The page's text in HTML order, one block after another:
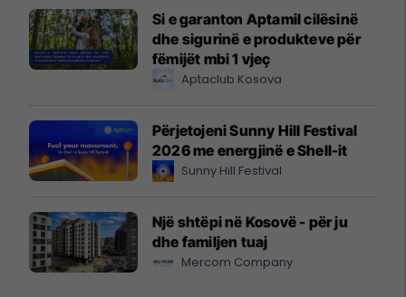
Si e garanton Aptamil cilësinë
dhe sigurinë e produkteve për
fëmijët mbi 1 vjeç
Aptaclub Kosova
Përjetojeni Sunny Hill Festival
2026 me energjinë e Shell-it
Sunny Hill Festival
Një shtëpi në Kosovë - për ju
dhe familjen tuaj
Mercom Company